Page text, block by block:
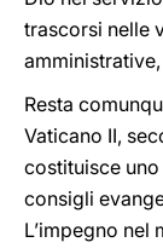
trascorsi nelle
Resta
Vaticano II,
costituisce
consigli
L’impegno nel